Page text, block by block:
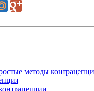
методы